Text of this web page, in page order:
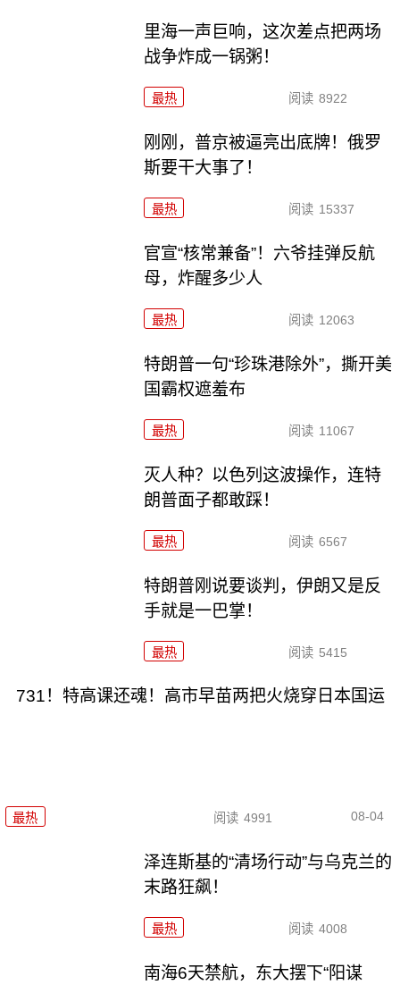
里海一声巨响，这次差点把两场
战争炸成一锅粥！
最热 阅读 8922
刚刚，普京被逼亮出底牌！俄罗
斯要干大事了！
最热 阅读 15337
官宣“核常兼备”！六爷挂弹反航
母，炸醒多少人
最热 阅读 12063
特朗普一句“珍珠港除外”，撕开美
国霸权遮羞布
最热 阅读 11067
灭人种？以色列这波操作，连特
朗普面子都敢踩！
最热 阅读 6567
特朗普刚说要谈判，伊朗又是反
手就是一巴掌！
最热 阅读 5415
731！特高课还魂！高市早苗两把火烧穿日本国运
最热 阅读 4991 08-04
泽连斯基的“清场行动”与乌克兰的
末路狂飙！
最热 阅读 4008
南海6天禁航，东大摆下“阳谋